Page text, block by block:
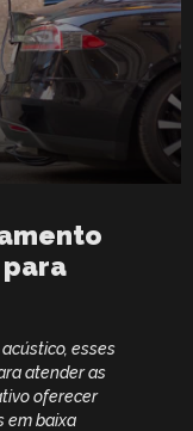
esses
atender as
oferecer
em baixa